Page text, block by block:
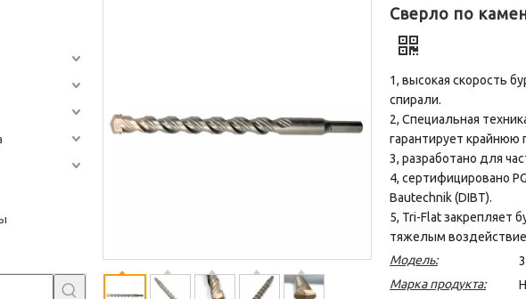
Сверло по
1, высокая скорость
спирали.
2, Специальная
гарантирует крайнюю
3, разработано для
4, сертифицировано
Bautechnik (DIBT).
5, Tri-Flat закрепляет
тяжелым
Модель:
Марка продукта: